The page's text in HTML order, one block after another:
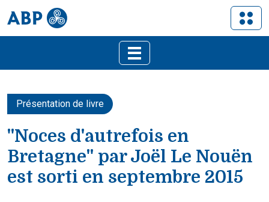
Présentation de livre
"Noces d'autrefois en
Bretagne" par Joël Le Nouën
est sorti en septembre 2015